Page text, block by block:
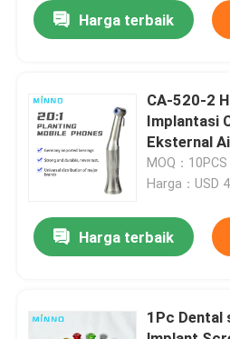
Kontrol kualitas
Hubungi kami
Quote request suatu
Peralatan Medis Gigi
Handpiece Gigi
Harga terbaik
CA-520-2
Implantasi
Eksternal
Kecepatan
LED
MOQ：10PCS
Harga：USD
Harga terbaik
1Pc Dental